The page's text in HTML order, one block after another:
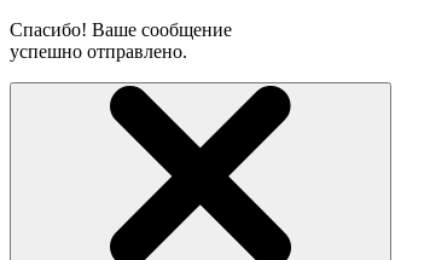
Спасибо! Ваше сообщение
успешно отправлено.